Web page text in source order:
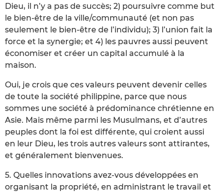
Dieu, il n’y a pas de succès; 2) poursuivre comme but
le bien-être de la ville/communauté (et non pas
seulement le bien-être de l’individu); 3) l’union fait la
force et la synergie; et 4) les pauvres aussi peuvent
économiser et créer un capital accumulé à la
maison.
Oui, je crois que ces valeurs peuvent devenir celles
de toute la société philippine, parce que nous
sommes une société à prédominance chrétienne en
Asie. Mais même parmi les Musulmans, et d’autres
peuples dont la foi est différente, qui croient aussi
en leur Dieu, les trois autres valeurs sont attirantes,
et généralement bienvenues.
5. Quelles innovations avez-vous développées en
organisant la propriété, en administrant le travail et